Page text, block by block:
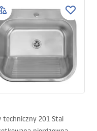
techniczny 201 Stal